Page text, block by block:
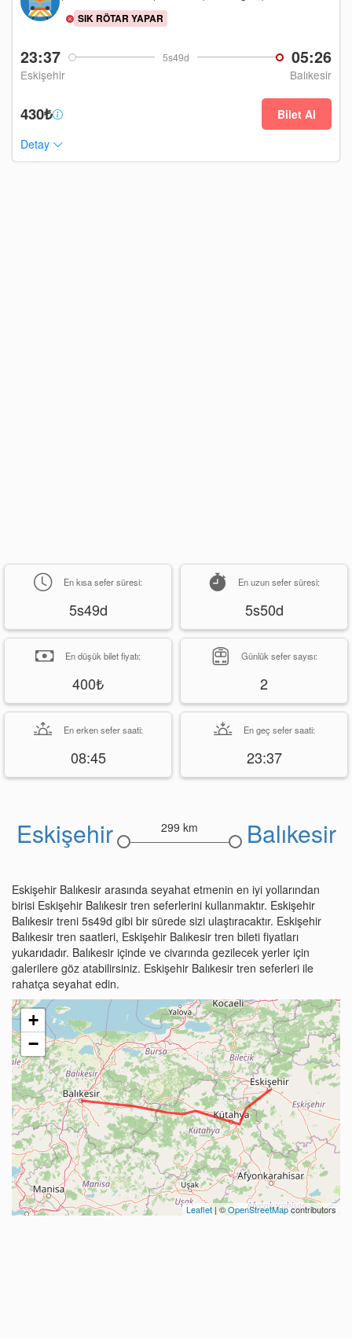
23:37 5s49d 05:26
Eskişehir Balıkesir
SIK RÖTAR YAPAR
430₺
Bilet Al
Detay
En kısa sefer süresi:
5s49d
En uzun sefer süresi:
5s50d
En düşük bilet fiyatı:
400₺
Günlük sefer sayısı:
2
En erken sefer saati:
08:45
En geç sefer saati:
23:37
Eskişehir 299 km Balıkesir
Eskişehir Balıkesir arasında seyahat etmenin en iyi yollarından
birisi Eskişehir Balıkesir tren seferlerini kullanmaktır. Eskişehir
Balıkesir treni 5s49d gibi bir sürede sizi ulaştıracaktır. Eskişehir
Balıkesir tren saatleri, Eskişehir Balıkesir tren bileti fiyatları
yukarıdadır. Balıkesir içinde ve civarında gezilecek yerler için
galerilere göz atabilirsiniz. Eskişehir Balıkesir tren seferleri ile
rahatça seyahat edin.
+
−
Leaflet | ©OpenStreetMapcontributors